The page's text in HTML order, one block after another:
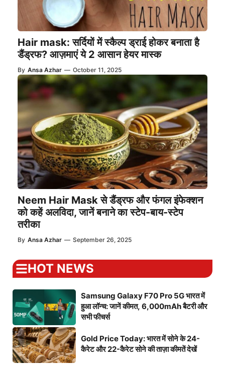
Hair mask: सर्दियों में स्कैल्प ड्राई होकर बनाता है
डैंड्रफ? आज़माएं ये 2 आसान हेयर मास्क
By Ansa Azhar — October 11, 2025
Neem Hair Mask से डैंड्रफ और फंगल इंफेक्शन
को कहें अलविदा, जानें बनाने का स्टेप-बाय-स्टेप
तरीका
By Ansa Azhar — September 26, 2025
HOT NEWS
Samsung Galaxy F70 Pro 5G भारत में
हुआ लॉन्च: जानें कीमत, 6,000mAh बैटरी और
सभी फीचर्स
Gold Price Today: भारत में सोने के 24-
कैरेट और 22-कैरेट सोने की ताज़ा कीमतें देखें